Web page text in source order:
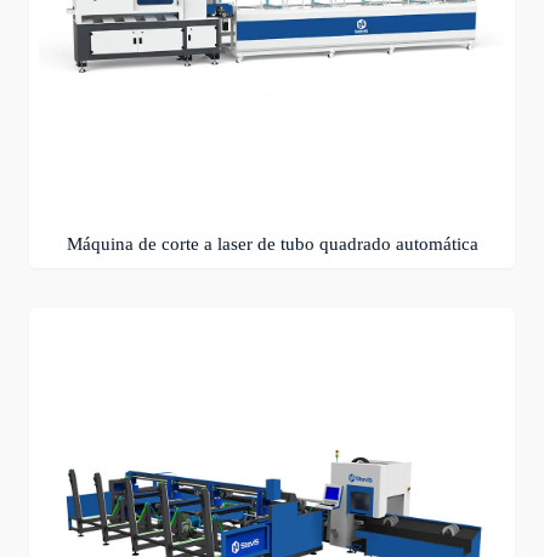
Máquina de corte a laser de tubo quadrado automática